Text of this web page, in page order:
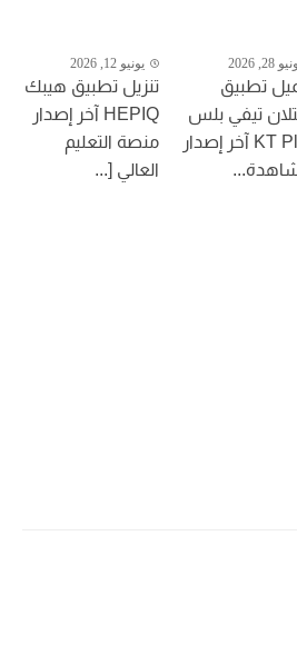
28, 2026
تطبيق
تيفي بلس
KT Plus آخر إصدار
يونيو 12, 2026
تنزيل تطبيق هيبك
HEPIQ آخر إصدار
منصة التعليم
العالي [...